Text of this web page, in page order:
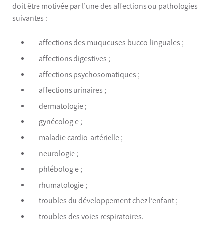
doit être motivée par l’une des affections ou pathologies
suivantes :
affections des muqueuses bucco-linguales ;
affections digestives ;
affections psychosomatiques ;
affections urinaires ;
dermatologie ;
gynécologie ;
maladie cardio-artérielle ;
neurologie ;
phlébologie ;
rhumatologie ;
troubles du développement chez l’enfant ;
troubles des voies respiratoires.